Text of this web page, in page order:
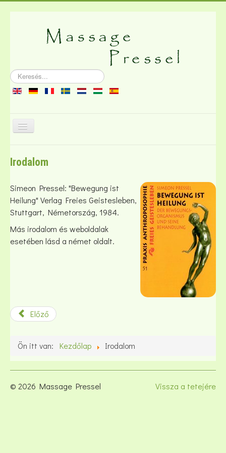
Keresés...
Navigáció
Irodalom
Dugó
Irodalom
Simeon Pressel: "Bewegung ist
Heilung" Verlag Freies Geistesleben,
Stuttgart, Németország, 1984.
Más irodalom és weboldalak
esetében lásd a német oldalt.
Előző
Ön itt van: Kezdőlap Irodalom
Vissza a tetejére
© 2026 Massage Pressel